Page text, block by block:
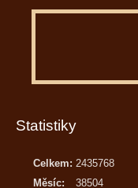
Statistiky
Celkem: 2435768
Měsíc:
38504